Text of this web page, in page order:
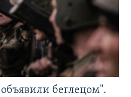
беглецом".